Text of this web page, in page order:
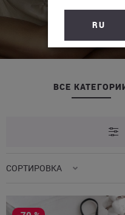
ВСЕ
СОРТИРОВКА
RU